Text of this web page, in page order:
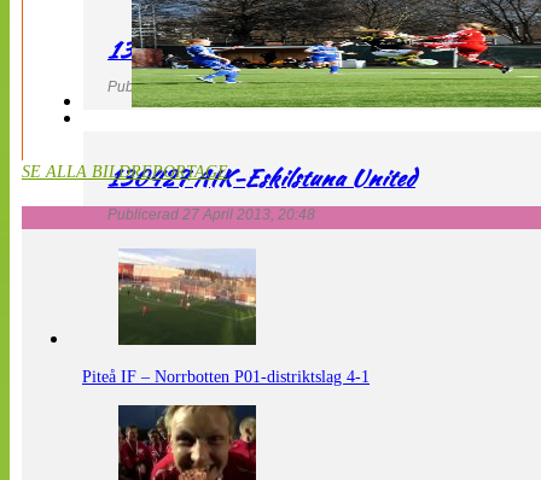
130427 LdB FC Malmö – Mallbackens IF
Publicerad 27 April 2013, 20:54
130427 AIK-Eskilstuna United
Publicerad 27 April 2013, 20:48
SE ALLA BILDREPORTAGE
Piteå IF – Norrbotten P01-distriktslag 4-1